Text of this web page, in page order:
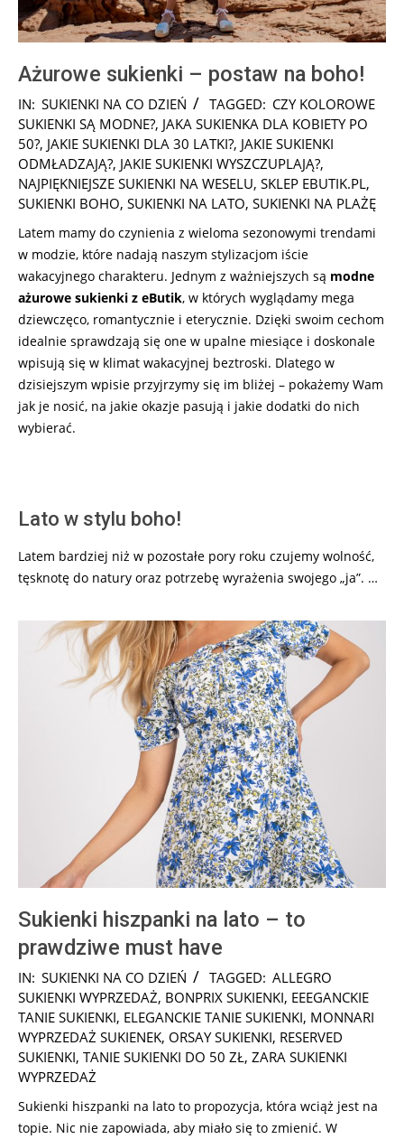
Ażurowe sukienki – postaw na boho!
2025-
08-
27
IN: SUKIENKI NA CO DZIEŃ TAGGED: CZY KOLOROWE
SUKIENKI SĄ MODNE?, JAKA SUKIENKA DLA KOBIETY PO
50?, JAKIE SUKIENKI DLA 30 LATKI?, JAKIE SUKIENKI
ODMŁADZAJĄ?, JAKIE SUKIENKI WYSZCZUPLAJĄ?,
NAJPIĘKNIEJSZE SUKIENKI NA WESELU, SKLEP EBUTIK.PL,
SUKIENKI BOHO, SUKIENKI NA LATO, SUKIENKI NA PLAŻĘ
Latem mamy do czynienia z wieloma sezonowymi trendami
w modzie, które nadają naszym stylizacjom iście
wakacyjnego charakteru. Jednym z ważniejszych są modne
ażurowe sukienki z eButik, w których wyglądamy mega
dziewczęco, romantycznie i eterycznie. Dzięki swoim cechom
idealnie sprawdzają się one w upalne miesiące i doskonale
wpisują się w klimat wakacyjnej beztroski. Dlatego w
dzisiejszym wpisie przyjrzymy się im bliżej – pokażemy Wam
jak je nosić, na jakie okazje pasują i jakie dodatki do nich
wybierać.
Lato w stylu boho!
Latem bardziej niż w pozostałe pory roku czujemy wolność,
tęsknotę do natury oraz potrzebę wyrażenia swojego „ja”. …
Sukienki hiszpanki na lato – to
prawdziwe must have
2025-
07-
28
IN: SUKIENKI NA CO DZIEŃ TAGGED: ALLEGRO
SUKIENKI WYPRZEDAŻ, BONPRIX SUKIENKI, EEEGANCKIE
TANIE SUKIENKI, ELEGANCKIE TANIE SUKIENKI, MONNARI
WYPRZEDAŻ SUKIENEK, ORSAY SUKIENKI, RESERVED
SUKIENKI, TANIE SUKIENKI DO 50 ZŁ, ZARA SUKIENKI
WYPRZEDAŻ
Sukienki hiszpanki na lato to propozycja, która wciąż jest na
topie. Nic nie zapowiada, aby miało się to zmienić. W